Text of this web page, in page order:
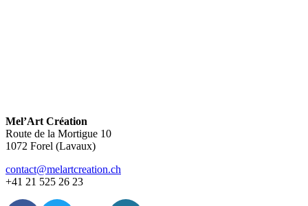
Mel’Art Création
Route de la Mortigue 10
1072 Forel (Lavaux)
contact@melartcreation.ch
+41 21 525 26 23